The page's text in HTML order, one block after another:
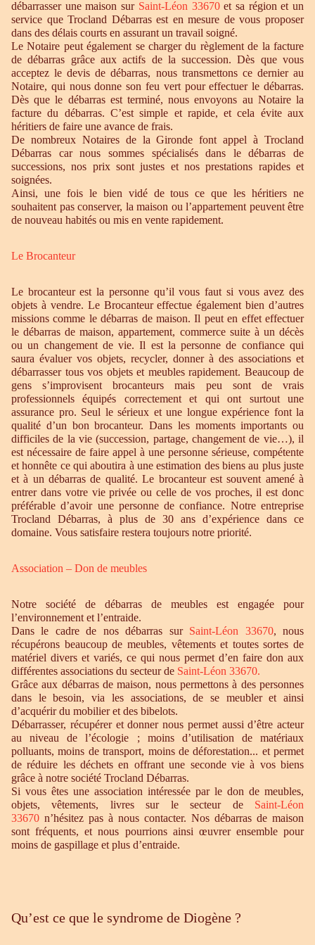
débarrasser une maison sur Saint-Léon 33670et sa région et un
service que Trocland Débarras est en mesure de vous proposer
dans des délais courts en assurant un travail soigné.
Le Notaire peut également se charger du règlement de la facture
de débarras grâce aux actifs de la succession. Dès que vous
acceptez le devis de débarras, nous transmettons ce dernier au
Notaire, qui nous donne son feu vert pour effectuer le débarras.
Dès que le débarras est terminé, nous envoyons au Notaire la
facture du débarras. C’est simple et rapide, et cela évite aux
héritiers de faire une avance de frais.
De nombreux Notaires de la Gironde font appel à Trocland
Débarras car nous sommes spécialisés dans le débarras de
successions, nos prix sont justes et nos prestations rapides et
soignées.
Ainsi, une fois le bien vidé de tous ce que les héritiers ne
souhaitent pas conserver, la maison ou l’appartement peuvent être
de nouveau habités ou mis en vente rapidement.
Le Brocanteur
Le brocanteur est la personne qu’il vous faut si vous avez des
objets à vendre. Le Brocanteur effectue également bien d’autres
missions comme le débarras de maison. Il peut en effet effectuer
le débarras de maison, appartement, commerce suite à un décès
ou un changement de vie. Il est la personne de confiance qui
saura évaluer vos objets, recycler, donner à des associations et
débarrasser tous vos objets et meubles rapidement. Beaucoup de
gens s’improvisent brocanteurs mais peu sont de vrais
professionnels équipés correctement et qui ont surtout une
assurance pro. Seul le sérieux et une longue expérience font la
qualité d’un bon brocanteur. Dans les moments importants ou
difficiles de la vie (succession, partage, changement de vie…), il
est nécessaire de faire appel à une personne sérieuse, compétente
et honnête ce qui aboutira à une estimation des biens au plus juste
et à un débarras de qualité. Le brocanteur est souvent amené à
entrer dans votre vie privée ou celle de vos proches, il est donc
préférable d’avoir une personne de confiance. Notre entreprise
Trocland Débarras, à plus de 30 ans d’expérience dans ce
domaine. Vous satisfaire restera toujours notre priorité.
Association – Don de meubles
Notre société de débarras de meubles est engagée pour
l’environnement et l’entraide.
Dans le cadre de nos débarras sur Saint-Léon 33670, nous
récupérons beaucoup de meubles, vêtements et toutes sortes de
matériel divers et variés, ce qui nous permet d’en faire don aux
différentes associations du secteur de Saint-Léon 33670.
Grâce aux débarras de maison, nous permettons à des personnes
dans le besoin, via les associations, de se meubler et ainsi
d’acquérir du mobilier et des bibelots.
Débarrasser, récupérer et donner nous permet aussi d’être acteur
au niveau de l’écologie ; moins d’utilisation de matériaux
polluants, moins de transport, moins de déforestation... et permet
de réduire les déchets en offrant une seconde vie à vos biens
grâce à notre société Trocland Débarras.
Si vous êtes une association intéressée par le don de meubles,
objets, vêtements, livres sur le secteur de Saint-Léon
33670 n’hésitez pas à nous contacter. Nos débarras de maison
sont fréquents, et nous pourrions ainsi œuvrer ensemble pour
moins de gaspillage et plus d’entraide.
Qu’est ce que le syndrome de Diogène ?